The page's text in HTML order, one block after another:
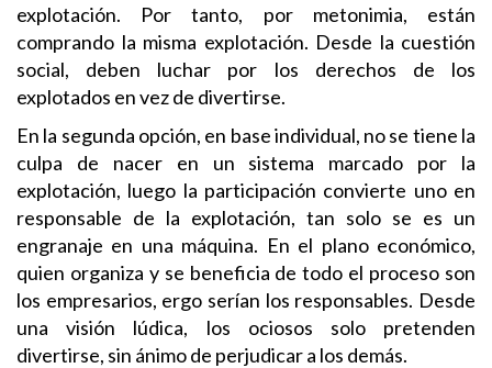
explotación. Por tanto, por metonimia, están
comprando la misma explotación. Desde la cuestión
social, deben luchar por los derechos de los
explotados en vez de divertirse.
En la segunda opción, en base individual, no se tiene la
culpa de nacer en un sistema marcado por la
explotación, luego la participación convierte uno en
responsable de la explotación, tan solo se es un
engranaje en una máquina. En el plano económico,
quien organiza y se beneficia de todo el proceso son
los empresarios, ergo serían los responsables. Desde
una visión lúdica, los ociosos solo pretenden
divertirse, sin ánimo de perjudicar a los demás.